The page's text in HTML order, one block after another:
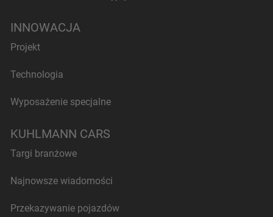
INNOWACJA
Projekt
Technologia
Wyposażenie specjalne
KUHLMANN CARS
Targi branżowe
Najnowsze wiadomości
Przekazywanie pojazdów